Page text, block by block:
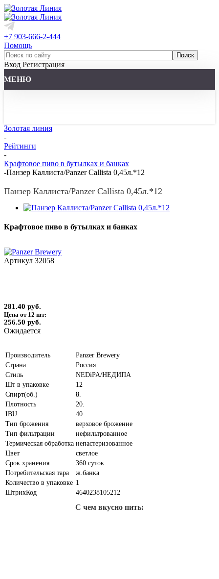
+7 903-666-2-444
Помощь
Вход Регистрация
МЕНЮ
Золотая линия
-
Рейтинги
-
Крафтовое пиво в бутылках и банках
-Панзер Каллиста/Panzer Callista 0,45л.*12
Панзер Каллиста/Panzer Callista 0,45л.*12
Крафтовое пиво в бутылках и банках
Артикул 32058
281.40 руб.
Цена от 12 шт:
256.50 руб.
Ожидается
Производитель
Panzer Brewery
Страна
Россия
Стиль
NEDiPA/НЕДИПА
Шт в упаковке
12
Спирт(об.)
8.
Плотность
20.
IBU
40
Тип брожения
верховое брожение
Тип фильтрации
нефильтрованное
Термическая обработка непастеризованное
Цвет
светлое
Срок хранения
360 суток
Потребительская тара
ж.банка
Количество в упаковке 1
ШтрихКод
4640238105212
С чем вкусно пить: